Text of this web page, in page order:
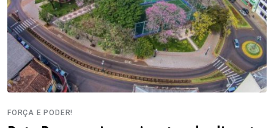
FORÇA E PODER!